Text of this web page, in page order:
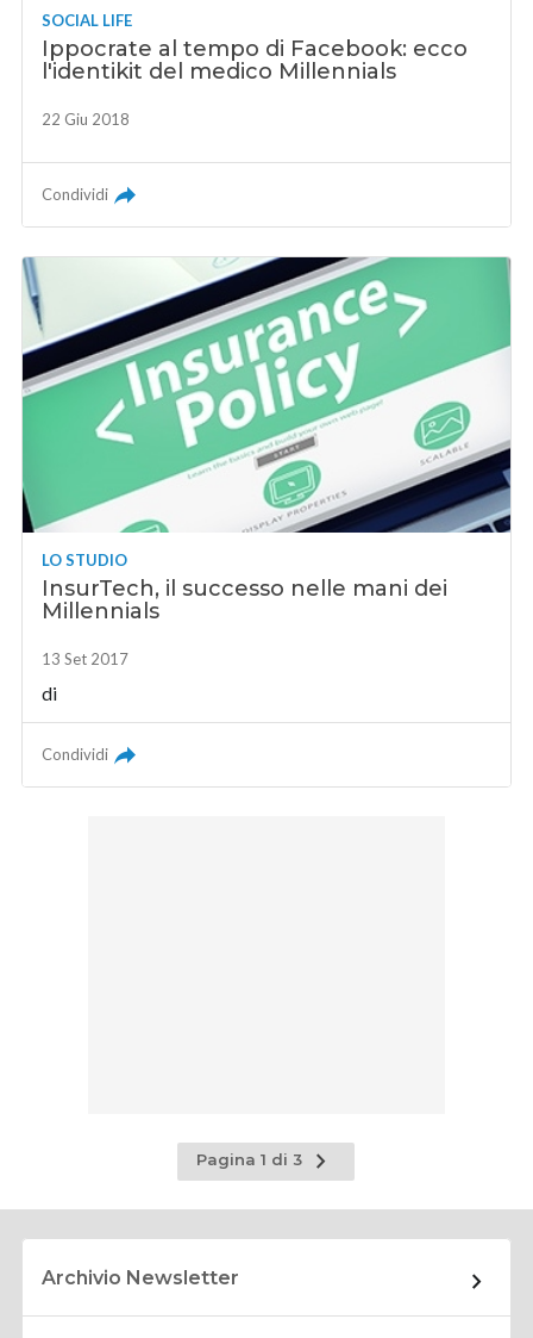
SOCIAL LIFE
Ippocrate al tempo di Facebook: ecco
l'identikit del medico Millennials
22 Giu 2018
Condividi
LO STUDIO
InsurTech, il successo nelle mani dei
Millennials
13 Set 2017
di
Condividi
Pagina 1 di 3
Pagina
successiva
Archivio Newsletter